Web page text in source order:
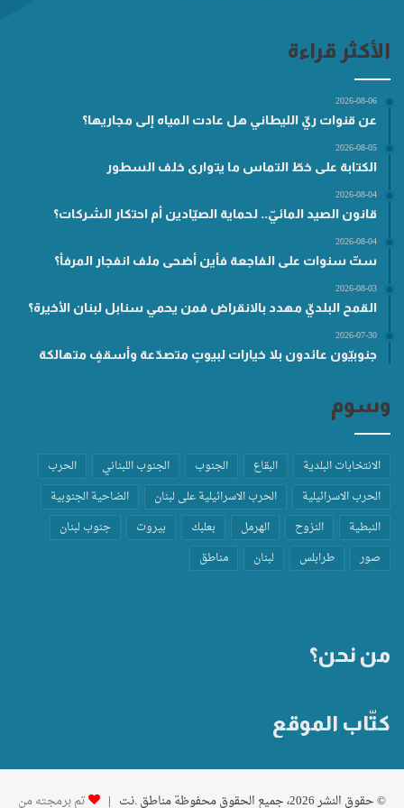
الأكثر قراءة
2026-08-06
عن قنوات ريّ الليطاني هل عادت المياه إلى مجاريها؟
2026-08-05
الكتابة على خطّ التماس ما يتوارى خلف السطور
2026-08-04
قانون الصيد المائيّ.. لحماية الصيّادين أم احتكار الشركات؟
2026-08-04
ستّ سنوات على الفاجعة فأين أضحى ملف انفجار المرفأ؟
2026-08-03
القمح البلديّ مهدد بالانقراض فمن يحمي سنابل لبنان الأخيرة؟
2026-07-30
جنوبيّون عائدون بلا خيارات لبيوتٍ متصدّعة وأسقفٍ متهالكة
وسوم
الانتخابات البلدية البقاع الجنوب الجنوب اللبناني
الحرب
الحرب الاسرائيلية
الحرب الاسرائيلية على لبنان
الضاحية الجنوبية
النبطية
النزوح الهرمل بعلبك بيروت
جنوب لبنان
صور
طرابلس لبنان مناطق
من نحن؟
كتّاب الموقع
© حقوق النشر 2026، جميع الحقوق محفوظة مناطق .نت | تم برمجته من